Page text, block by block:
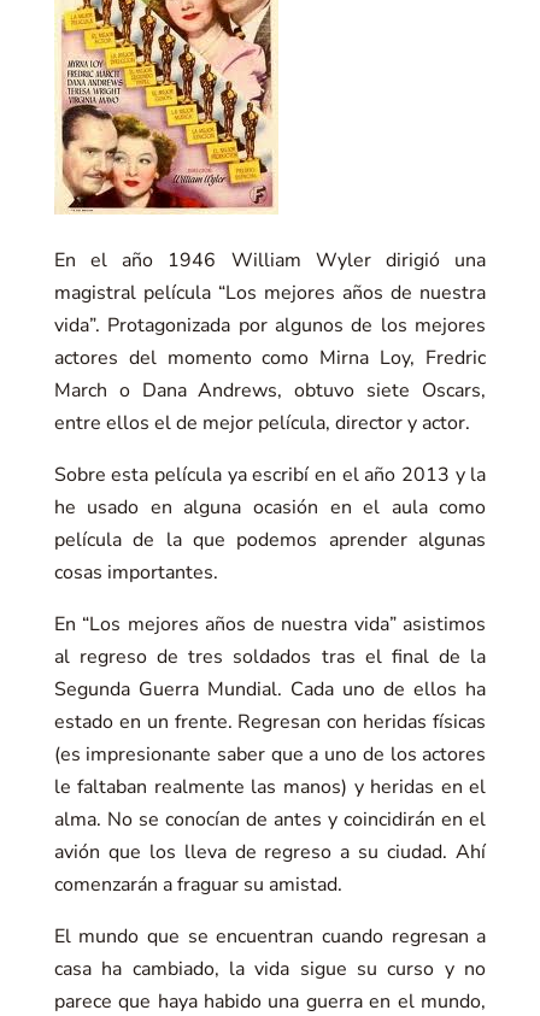
En el año 1946 William Wyler dirigió una
magistral película “Los mejores años de nuestra
vida”. Protagonizada por algunos de los mejores
actores del momento como Mirna Loy, Fredric
March o Dana Andrews, obtuvo siete Oscars,
entre ellos el de mejor película, director y actor.
Sobre esta película ya escribí en el año 2013 y la
he usado en alguna ocasión en el aula como
película de la que podemos aprender algunas
cosas importantes.
En “Los mejores años de nuestra vida” asistimos
al regreso de tres soldados tras el final de la
Segunda Guerra Mundial. Cada uno de ellos ha
estado en un frente. Regresan con heridas físicas
(es impresionante saber que a uno de los actores
le faltaban realmente las manos) y heridas en el
alma. No se conocían de antes y coincidirán en el
avión que los lleva de regreso a su ciudad. Ahí
comenzarán a fraguar su amistad.
El mundo que se encuentran cuando regresan a
casa ha cambiado, la vida sigue su curso y no
parece que haya habido una guerra en el mundo,